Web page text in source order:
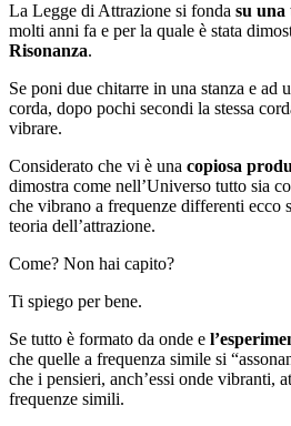
La Legge di Attrazione si fonda su una
molti anni fa e per la quale è stata
Risonanza.
Se poni due chitarre in una stanza e ad
corda, dopo pochi secondi la stessa
vibrare.
Considerato che vi è una copiosa
dimostra come nell’Universo tutto sia
che vibrano a frequenze differenti ecco
teoria dell’attrazione.
Come? Non hai capito?
Ti spiego per bene.
Se tutto è formato da onde e
che quelle a frequenza simile si
che i pensieri, anch’essi onde vibranti,
frequenze simili.